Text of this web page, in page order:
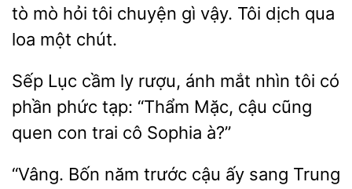
tò mò hỏi tôi chuyện gì
Tôi dịch qua
loa một chút.
Sếp Lục
ly rượu, ánh mắt nhìn tôi
phần phức tạp: “Thẩm Mặc, cậu cũng
con trai cô Sophia à?”
Bốn
trước cậu ấy sang Trung